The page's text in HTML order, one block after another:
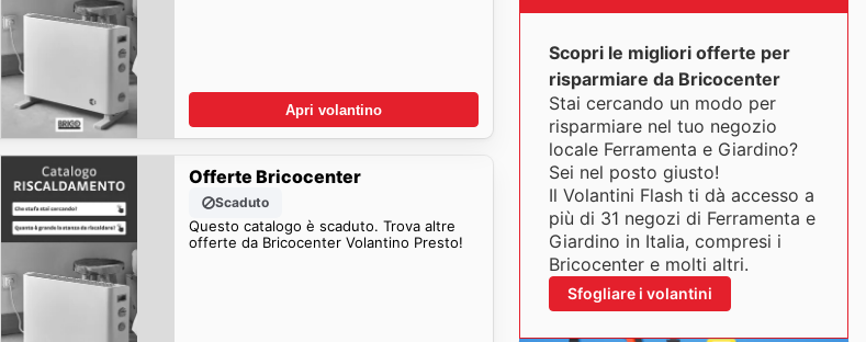
Apri volantino
Offerte Bricocenter
Scaduto
Questo catalogo è scaduto. Trova altre
offerte da Bricocenter Volantino Presto!
Scopri le migliori offerte per
risparmiare da Bricocenter
Stai cercando un modo per
risparmiare nel tuo negozio
locale Ferramenta e Giardino?
Sei nel posto giusto!
Il Volantini Flash ti dà accesso a
più di 31 negozi di Ferramenta e
Giardino in Italia, compresi i
Bricocenter e molti altri.
Sfogliare i volantini